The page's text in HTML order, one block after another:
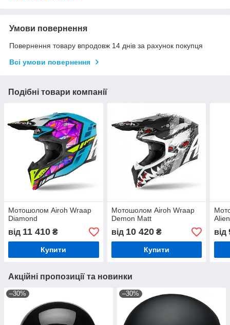
Умови повернення
Повернення товару впродовж 14 днів за рахунок покупця
Всі умови повернення
Подібні товари компанії
Мотошолом Airoh Wraap
Diamond
від 11 410 ₴
Купити
Мотошолом Airoh Wraap
Demon Matt
від 10 420₴
Купити
від
Акційні пропозиції та новинки
–30% –30%